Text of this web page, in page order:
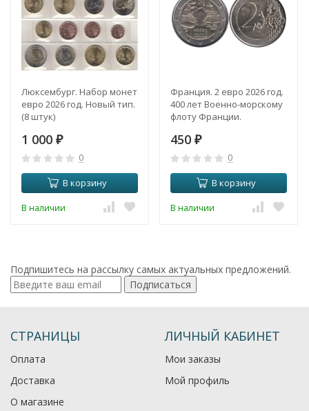
Люксембург. Набор монет
евро 2026 год. Новый тип.
(8 штук)
1 000 ₽
0
В корзину
В наличии
Франция. 2 евро 2026 год.
400 лет Военно-морскому
флоту Франции.
450 ₽
0
В корзину
В наличии
Подпишитесь на рассылку самых актуальных предложений.
Подписаться
СТРАНИЦЫ
Оплата
Доставка
О магазине
ЛИЧНЫЙ КАБИНЕТ
Мои заказы
Мой профиль